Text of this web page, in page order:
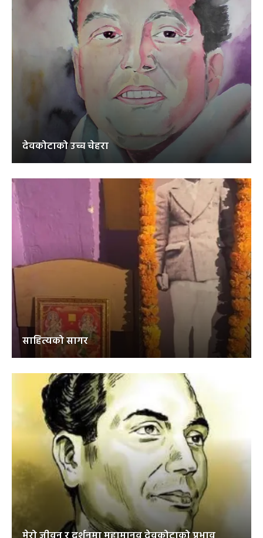
देवकोटाको उच्च चेहरा
साहित्यको सागर